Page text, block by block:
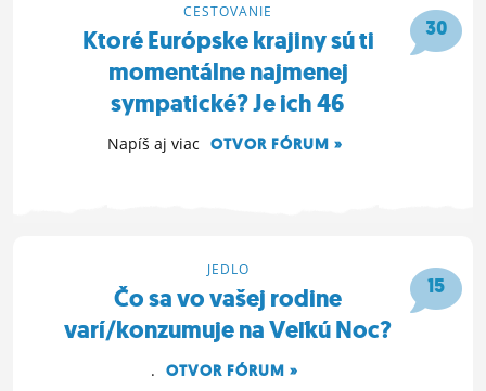
30
CESTOVANIE
Ktoré Európske krajiny sú ti
momentálne najmenej
sympatické? Je ich 46
Napíš aj viac OTVOR FÓRUM »
15
JEDLO
Čo sa vo vašej rodine
varí/konzumuje na Veľkú Noc?
. OTVOR FÓRUM »